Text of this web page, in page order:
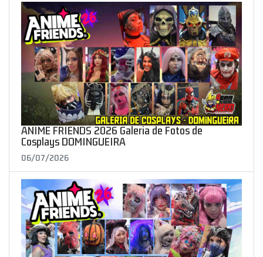
ANIME FRIENDS 2026 Galeria de Fotos de
Cosplays DOMINGUEIRA
06/07/2026